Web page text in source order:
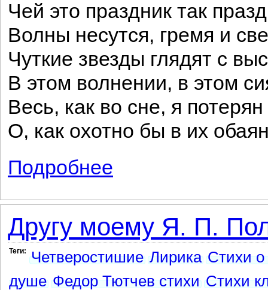
Чей это праздник так
Волны несутся, гремя и
Чуткие звезды глядят с
В этом волнении, в этом
Весь, как во сне, я
О, как охотно бы в их
Подробнее
Другу моему Я. П.
Теги: Четверостишие Лирика Стихи
душе Федор Тютчев стихи Стихи